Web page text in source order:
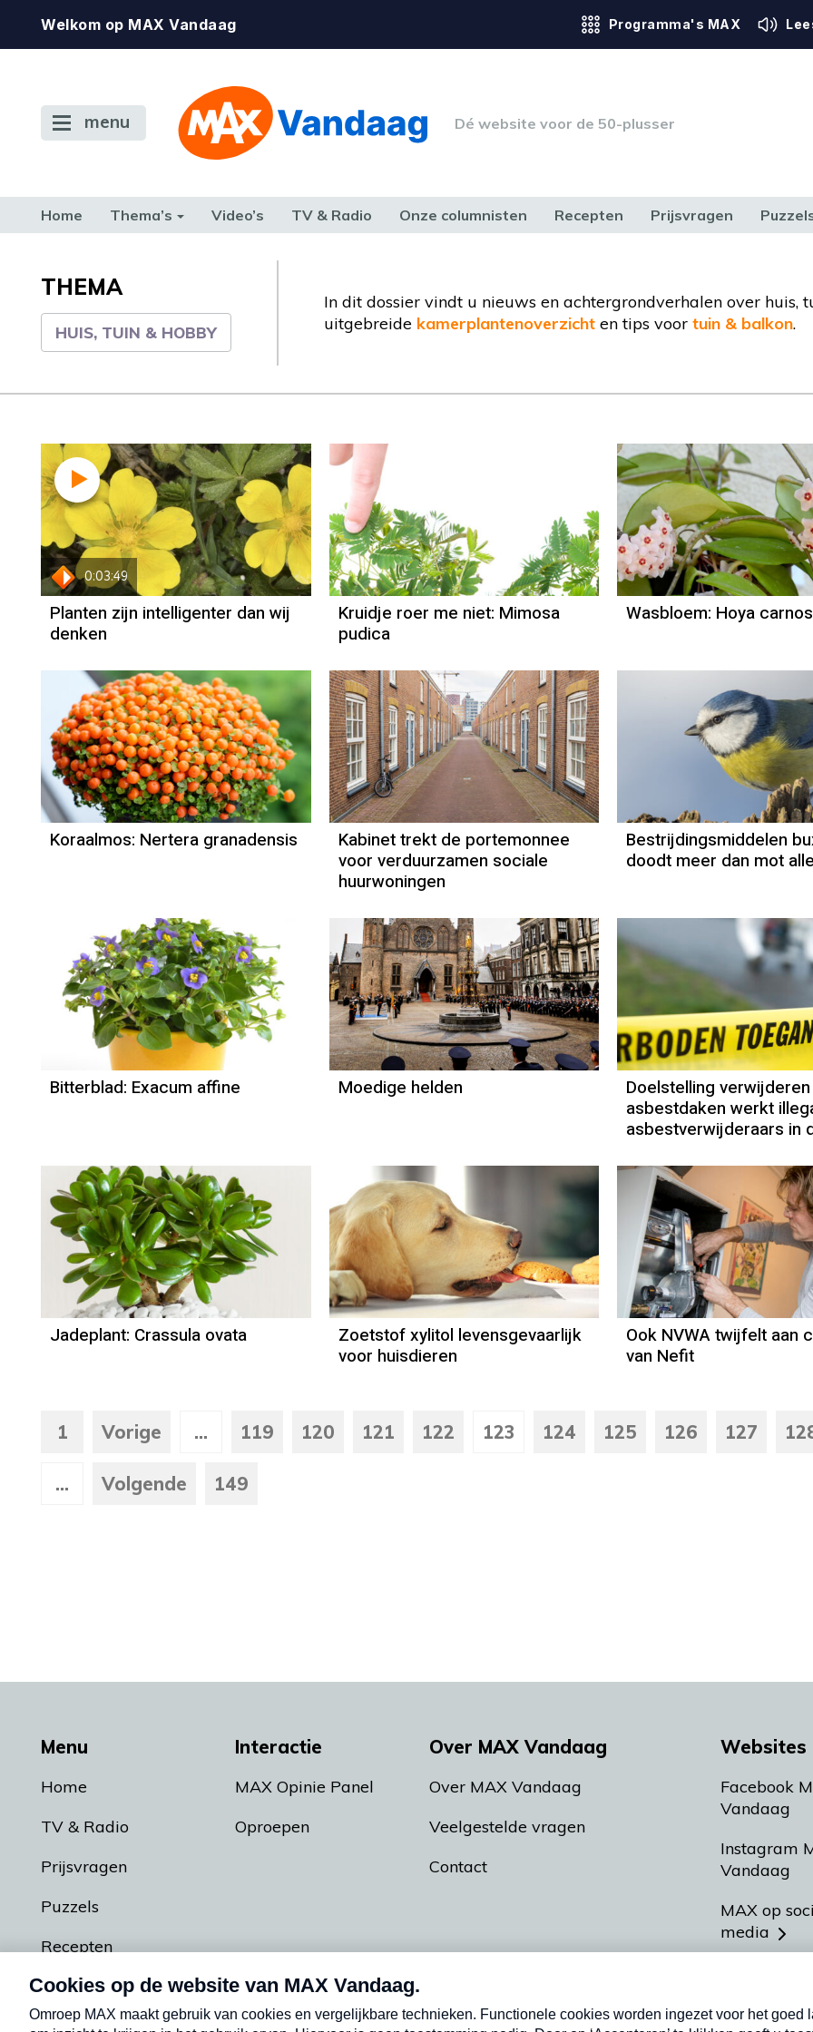
Welkom op MAX Vandaag Programma's MAX
menu Dé website voor de 50-plusser
Home Thema’s Video’s TV & Radio Onze columnisten Recepten Prijsvragen
TERUG NAAR TOEN
THEMA
HUIS, TUIN & HOBBY
In dit dossier vindt u nieuws en achtergrondverhalen over huis,
uitgebreide kamerplantenoverzicht en tips voor tuin & balkon.
0:03:49
Planten zijn intelligenter dan wij
denken
Kruidje roer me niet: Mimosa
pudica
Wasbloem: Hoya
Koraalmos: Nertera granadensis
Kabinet trekt de portemonnee
voor verduurzamen sociale
huurwoningen
Bestrijdingsmiddelen
doodt meer dan mot
Bitterblad: Exacum affine
Column
Paul Rem
Moedige helden
Doelstelling verwijderen
asbestdaken werkt
asbestverwijderaars in
Jadeplant: Crassula ovata
Zoetstof xylitol levensgevaarlijk
voor huisdieren
Ook NVWA twijfelt aan
van Nefit
1 Vorige ... 119 120 121 122 123 124 125 126 127
... Volgende 149
Menu
Home
TV & Radio
Prijsvragen
Puzzels
Recepten
Podcasts
Interactie
MAX Opinie Panel
Oproepen
Over MAX Vandaag
Over MAX Vandaag
Veelgestelde vragen
Contact
Websites
Facebook
Vandaag
Instagram
Vandaag
MAX op
media
Meldpunt